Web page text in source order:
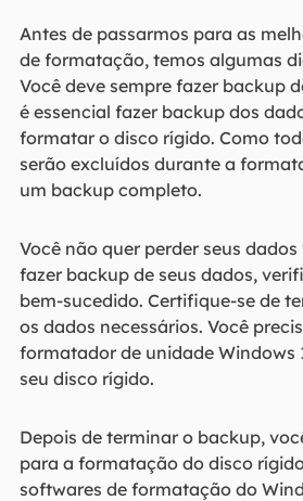
Antes de passarmos para as
de formatação, temos algumas
Você deve sempre fazer backup
é essencial fazer backup dos
formatar o disco rígido. Como
serão excluídos durante a
um backup completo.
Você não quer perder seus
fazer backup de seus dados,
bem-sucedido. Certifique-se de
os dados necessários. Você
formatador de unidade Windows
seu disco rígido.
Depois de terminar o backup,
para a formatação do disco
softwares de formatação do